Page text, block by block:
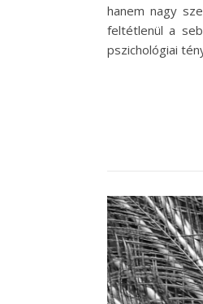
hanem nagy
feltétlenül a
pszichológiai